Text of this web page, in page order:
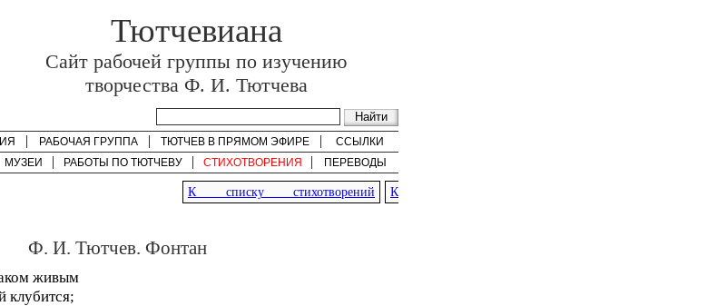
Тютчевиана
Cайт рабочей группы по изучению
творчества Ф. И. Тютчева
РАБОЧАЯ ГРУППА ТЮТЧЕВ В ПРЯМОМ ЭФИРЕ
ССЫЛКИ
МУЗЕИ РАБОТЫ ПО ТЮТЧЕВУ СТИХОТВОРЕНИЯ ПЕРЕВОДЫ
К списку стихотворений
К
Ф. И. Тютчев. Фонтан
живым